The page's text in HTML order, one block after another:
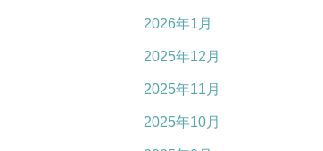
2026年1月
2025年12月
2025年11月
2025年10月